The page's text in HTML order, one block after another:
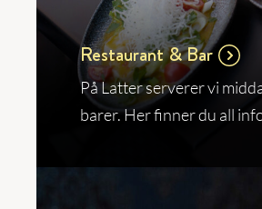
Restaurant & Bar
På Latter serverer vi
barer. Her finner du all